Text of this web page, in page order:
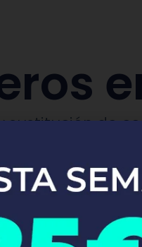
sustitución de
Pide tu